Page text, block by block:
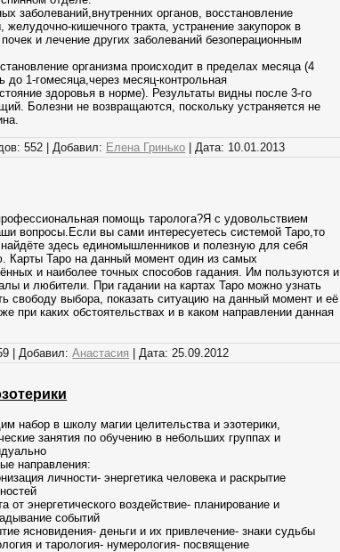
заболеваний,внутренних органов, восстановление
кишечного тракта, устранение закупорок в
и лечение других заболеваний безоперационным
организма происходит в пределах месяца (4
до 1-гомесяца,через месяц-контрольная
здоровья в норме). Результаты видны после 3-го
Болезни не возвращаются, поскольку устраняется не
552 Добавил: Елена Гринько Дата: 10.01.2013
помощь таролога?Я с удовольствием
вопросы.Если вы сами интересуетесь системой Таро,то
здесь единомышленников и полезную для себя
Карты Таро на данный момент один из самых
и наиболее точных способов гадания. Им пользуются и
и любители. При гадании на картах Таро можно узнать
свободу выбора, показать ситуацию на данный момент и её
при каких обстоятельствах и в каком направлении данная
Добавил: Анастасия Дата: 25.09.2012
набор в школу магии целительства и эзотерики,
занятия по обучению в небольших группах и
направления:
личности- энергетика человека и раскрытие
от энергетического воздействие- планирование и
событий
ясновидения- деньги и их привлечение- знаки судьбы
и тарология- нумерология- посвящение